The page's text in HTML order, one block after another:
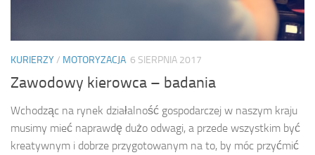
KURIERZY/ MOTORYZACJA 6 SIERPNIA 2017
Zawodowy kierowca – badania
Wchodząc na rynek działalność gospodarczej w naszym kraju
musimy mieć naprawdę dużo odwagi, a przede wszystkim być
kreatywnym i dobrze przygotowanym na to, by móc przyćmić